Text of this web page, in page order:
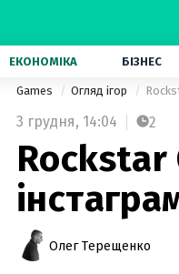
ЕКОНОМІКА БІЗНЕС
Games Огляд ігор
3 грудня, 14:04 2
Rockstar
Олег Терещенко